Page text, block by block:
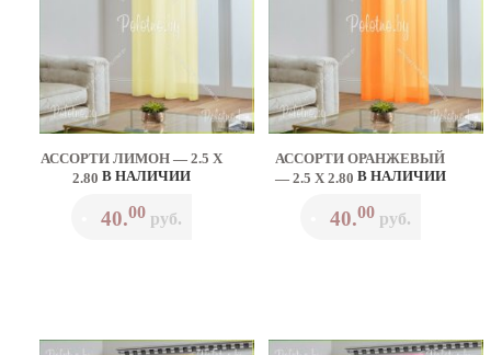
АССОРТИ ЛИМОН — 2.5 Х
2.80 В НАЛИЧИИ
40.00руб.
АССОРТИ ОРАНЖЕВЫЙ
— 2.5 Х 2.80 В НАЛИЧИИ
40.00руб.